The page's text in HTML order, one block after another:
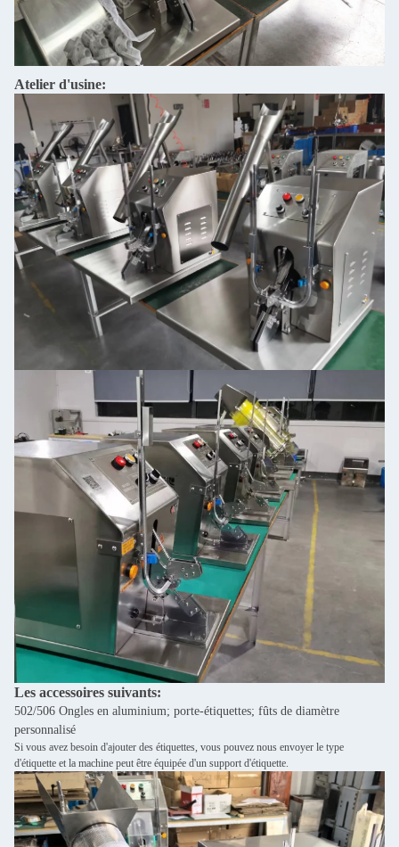
Atelier d'usine:
Les accessoires suivants:
502/506 Ongles en aluminium; porte-étiquettes; fûts de diamètre
personnalisé
Si vous avez besoin d'ajouter des étiquettes, vous pouvez nous envoyer le type
d'étiquette et la machine peut être équipée d'un support d'étiquette.